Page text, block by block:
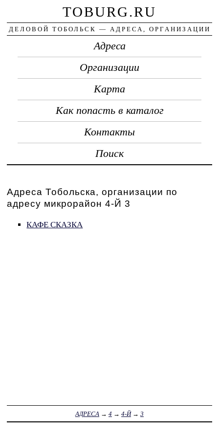
TOBURG.RU
ДЕЛОВОЙ ТОБОЛЬСК — АДРЕСА, ОРГАНИЗАЦИИ
Адреса
Организации
Карта
Как попасть в каталог
Контакты
Поиск
Адреса Тобольска, организации по
адресу микрорайон 4-Й 3
КАФЕ СКАЗКА
АДРЕСА → 4 → 4-Й→ 3